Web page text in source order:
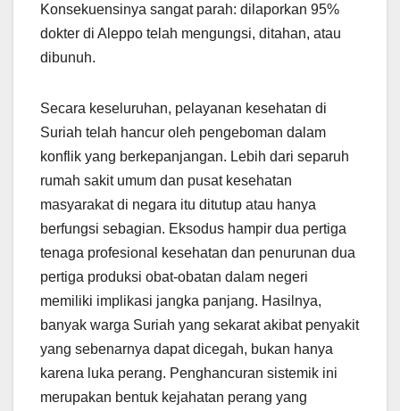
Konsekuensinya sangat parah: dilaporkan 95%
dokter di Aleppo telah mengungsi, ditahan, atau
dibunuh.
Secara keseluruhan, pelayanan kesehatan di
Suriah telah hancur oleh pengeboman dalam
konflik yang berkepanjangan. Lebih dari separuh
rumah sakit umum dan pusat kesehatan
masyarakat di negara itu ditutup atau hanya
berfungsi sebagian. Eksodus hampir dua pertiga
tenaga profesional kesehatan dan penurunan dua
pertiga produksi obat-obatan dalam negeri
memiliki implikasi jangka panjang. Hasilnya,
banyak warga Suriah yang sekarat akibat penyakit
yang sebenarnya dapat dicegah, bukan hanya
karena luka perang. Penghancuran sistemik ini
merupakan bentuk kejahatan perang yang